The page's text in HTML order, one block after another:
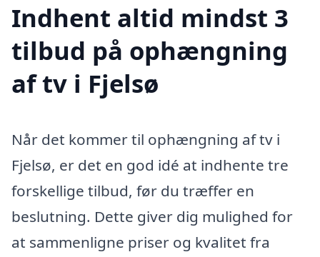
Indhent altid mindst 3
tilbud på ophængning
af tv i Fjelsø
Når det kommer til ophængning af tv i
Fjelsø, er det en god idé at indhente tre
forskellige tilbud, før du træffer en
beslutning. Dette giver dig mulighed for
at sammenligne priser og kvalitet fra